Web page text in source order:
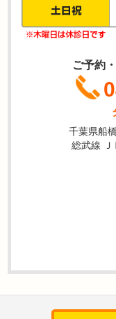
ご予約
千葉県船
総武線 Ｊ